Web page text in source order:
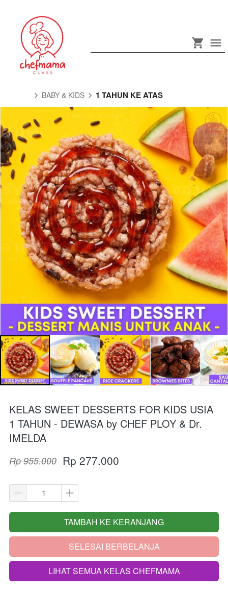
BABY & KIDS 1 TAHUN KE ATAS
KELAS SWEET DESSERTS FOR KIDS USIA
1 TAHUN - DEWASA by CHEF PLOY & Dr.
IMELDA
Rp 955.000 Rp 277.000
`
TAMBAH KE KERANJANG
`SELESAI BERBELANJA
`LIHAT SEMUA KELAS CHEFMAMA